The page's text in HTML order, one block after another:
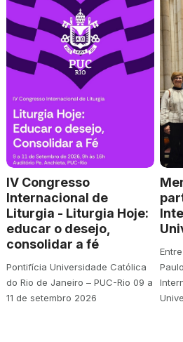
IV Congresso
Internacional de
Liturgia - Liturgia Hoje:
educar o desejo,
consolidar a fé
Pontifícia Universidade Católica
do Rio de Janeiro – PUC-Rio 09 a
11 de setembro 2026